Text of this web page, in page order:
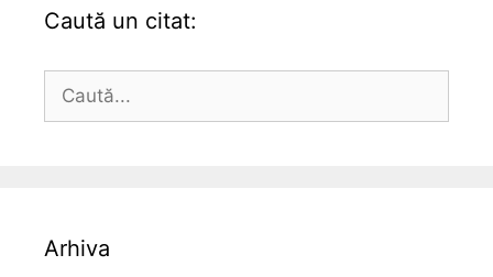
Caută un citat:
Caută
Arhiva